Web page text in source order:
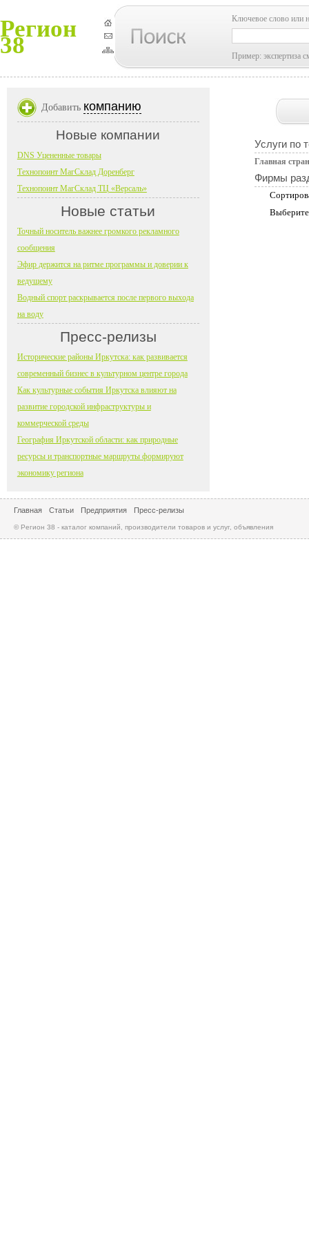
Регион
38
Ключевое слово или
Пример: экспертиза
Услуги по
Главная
Фирмы
Добавить компанию
Новые компании
DNS Уцененные товары
Технопоинт МагСклад Доренберг
Технопоинт МагСклад ТЦ «Версаль»
Новые статьи
Точный носитель важнее громкого рекламного
сообщения
Эфир держится на ритме программы и доверии к
ведущему
Водный спорт раскрывается после первого выхода
на воду
Пресс-релизы
Исторические районы Иркутска: как развивается
современный бизнес в культурном центре города
Как культурные события Иркутска влияют на
развитие городской инфраструктуры и
коммерческой среды
География Иркутской области: как природные
ресурсы и транспортные маршруты формируют
экономику региона
Главная Статьи Предприятия Пресс-релизы
© Регион 38 - каталог компаний, производители товаров и услуг, объявления